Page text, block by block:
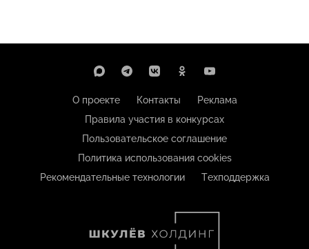
О проекте Контакты
Реклама
Правила участия в конкурсах
Пользовательское соглашение
Политика использования cookies
Рекомендательные технологии
Техподдержка